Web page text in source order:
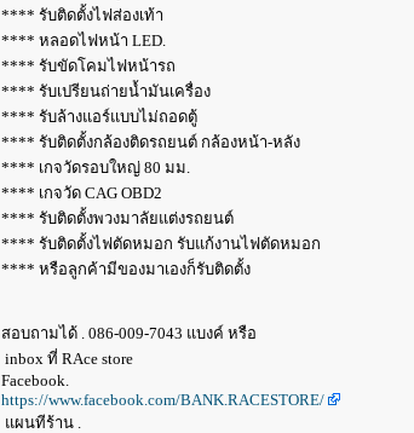
**** รับติดตั้งไฟส่องเท้า
**** หลอดไฟหน้า LED.
**** รับขัดโคมไฟหน้ารถ
**** รับเปรียนถ่ายน้ำมันเครื่อง
**** รับล้างแอร์แบบไม่ถอดตู้
**** รับติดตั้งกล้องติดรถยนต์ กล้องหน้า-หลัง
**** เกจวัดรอบใหญ่ 80 มม.
**** เกจวัด CAG OBD2
**** รับติดตั้งพวงมาลัยแต่งรถยนต์
**** รับติดตั้งไฟตัดหมอก รับแก้งานไฟตัดหมอก
**** หรือลูกค้ามีของมาเองก็รับติดตั้ง
สอบถามได้ . 086-009-7043 แบงค์ หรือ
inbox ที่ RAce store
Facebook.
https://www.facebook.com/BANK.RACESTORE/
แผนทีร้าน .